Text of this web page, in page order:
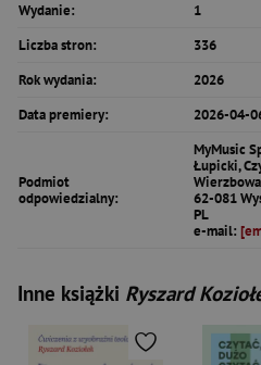
Wydanie:
1
Liczba stron:
336
Rok wydania:
2026
Data premiery:
2026-04-
Podmiot
odpowiedzialny:
MyMusic
Łupicki,
62-081
PL
e-mail:
Inne książki Ryszard